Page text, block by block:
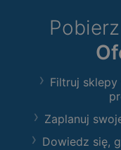
Filtruj
Zaplanuj
Dowiedz się,